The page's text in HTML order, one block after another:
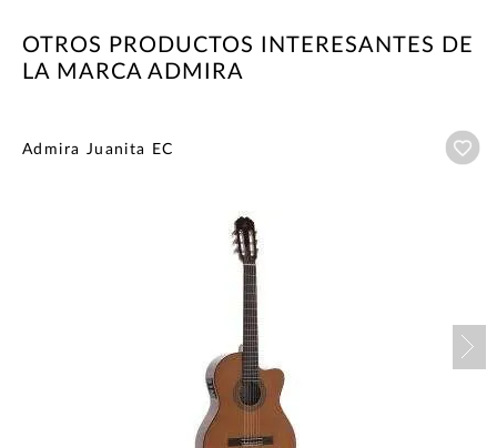
OTROS PRODUCTOS INTERESANTES DE
LA MARCA ADMIRA
Admira Juanita EC